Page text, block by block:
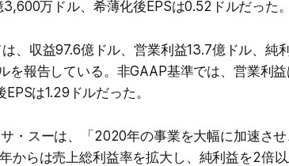
万ドル、希薄化後EPSは0.52ドルだった。
、収益97.6億ドル、営業利益13.7億ドル、純
を報告している。非GAAP基準では、営業利
は1.29ドルだった。
・スーは、「2020年の事業を大幅に加速さ
からは売上総利益率を拡大し、純利益を2倍